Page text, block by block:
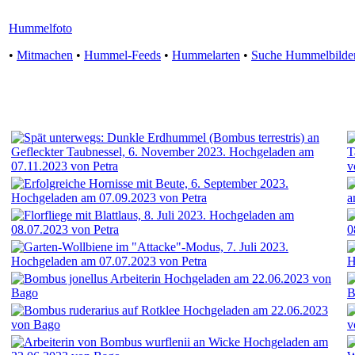
Hummelfoto
• Mitmachen • Hummel-Feeds • Hummelarten • Suche